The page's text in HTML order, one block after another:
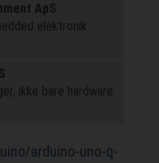
ApS
elektronik
ikke bare hardware
arduino-uno-q-